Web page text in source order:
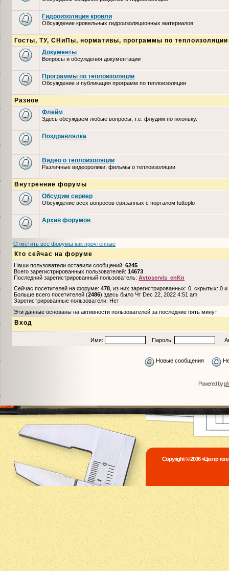
Гидроизоляция кровли
Обсуждение кровельных гидроизоляционных материалов
Госты, ТУ, СНиПы, нормативы, программы по теплоизоляции
Документы
Вопросы и обсуждения документации
Программы по теплоизоляции
Обсуждение и публикация программ по теплоизоляции
Разное
Флейм
Здесь обсуждаем любые вопросы, т.е. флудим потихоньку.
Поздравлялка
Видео о теплоизоляции
Различные видеоролики, фильмы о теплоизоляции
Внутренние форумы
Обсудим сервер
Обсуждение всех вопросов связанных с порталом tutteplo
Архив форумов
Отметить все форумы как прочтённые
Кто сейчас на форуме
Наши пользователи оставили сообщений: 6245
Всего зарегистрированных пользователей: 14673
Последний зарегистрированный пользователь: Avtoservis_enKn
Сейчас посетителей на форуме: 478 , из них зарегистрированных: 0, скрытых: 0
Больше всего посетителей (2486) здесь было Чт Dec 22, 2022 4:51 am
Зарегистрированные пользователи: Нет
Эти данные основаны на активности пользователей за последние пять минут
Вход
Имя: Пароль:
Новые сообщения
Powered by
Copyright © 2006 «Центр